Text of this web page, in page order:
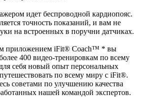
идет беспроводной кардиопояс.
точность показаний, и вам не
на встроенных в поручни датчиках.
приложением iFit® Coach™ * вы
400 видео-тренировкам по всему
себя новый опыт персональных
по всему миру с iFit®.
советами по улучшению качества
нашей командой экспертов.